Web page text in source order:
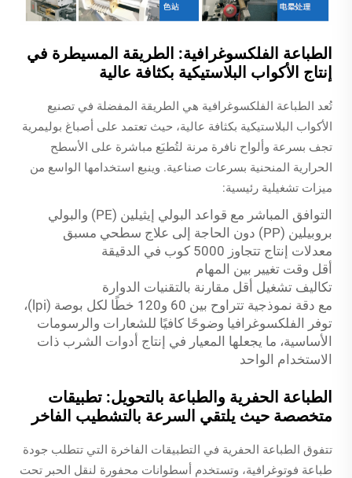
الطباعة الفلكسوغرافية: الطريقة المسيطرة في
إنتاج الأكواب البلاستيكية بكثافة عالية
تُعد الطباعة الفلكسوغرافية هي الطريقة المفضلة في تصنيع
الأكواب البلاستيكية بكثافة عالية، حيث تعتمد على أصباغ بوليمرية
تجف بسرعة وألواح نافرة مرنة لتُطبَع مباشرة على الأسطح
الحرارية المنحنية بسرعات صناعية. وينبع استخدامها الواسع من
ميزات تشغيلية رئيسية:
التوافق المباشر مع قواعد البولي إيثيلين (PE) والبولي
بروبيلين (PP) دون الحاجة إلى علاج سطحي مسبق
معدلات إنتاج تتجاوز 5000 كوب في الدقيقة
أقل وقت تغيير بين المهام
تكاليف تشغيل أقل مقارنة بالتقنيات الدوارة
مع دقة نموذجية تتراوح بين 60 و120 خطًا لكل بوصة (lpi)،
توفر الفلكسوغرافيا وضوحًا كافيًا للشعارات والرسومات
الأساسية، ما يجعلها المعيار في إنتاج أدوات الشرب ذات
الاستخدام الواحد
الطباعة الحفرية والطباعة بالتحويل: تطبيقات
متخصصة حيث يلتقي السرعة بالتشطيب الفاخر
تتفوق الطباعة الحفرية في التطبيقات الفاخرة التي تتطلب جودة
طباعة فوتوغرافية، وتستخدم أسطوانات محفورة لنقل الحبر تحت